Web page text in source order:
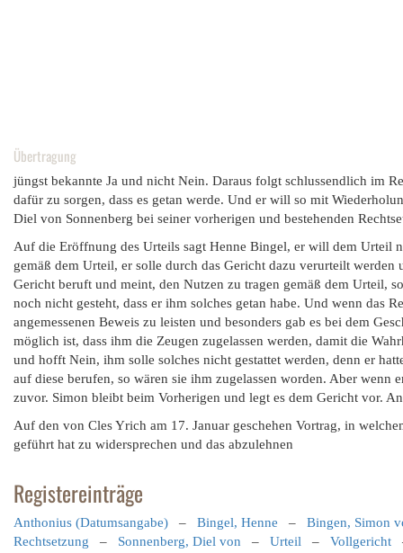
Übertragung
jüngst bekannte Ja und nicht Nein. Daraus folgt schlussendlich im
dafür zu sorgen, dass es getan werde. Und er will so mit
Diel von Sonnenberg bei seiner vorherigen und bestehenden
Auf die Eröffnung des Urteils sagt Henne Bingel, er will dem Urteil
gemäß dem Urteil, er solle durch das Gericht dazu verurteilt
Gericht beruft und meint, den Nutzen zu tragen gemäß dem Urteil,
noch nicht gesteht, dass er ihm solches getan habe. Und wenn das
angemessenen Beweis zu leisten und besonders gab es bei dem
möglich ist, dass ihm die Zeugen zugelassen werden, damit die
und hofft Nein, ihm solle solches nicht gestattet werden, denn er
auf diese berufen, so wären sie ihm zugelassen worden. Aber
zuvor. Simon bleibt beim Vorherigen und legt es dem Gericht vor.
Auf den von Cles Yrich am 17. Januar geschehen Vortrag, in
geführt hat zu widersprechen und das abzulehnen
Registereinträge
Anthonius (Datumsangabe) – Bingel, Henne – Bingen, Simon
Rechtsetzung – Sonnenberg, Diel von – Urteil – Vollgericht